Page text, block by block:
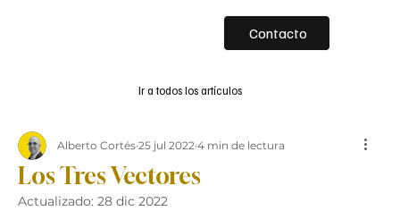
Contacto
Ir a todos los artículos
Los Tres Vectores
Alberto Cortés 25 jul 2022 4 min de lectura
Actualizado: 28 dic 2022